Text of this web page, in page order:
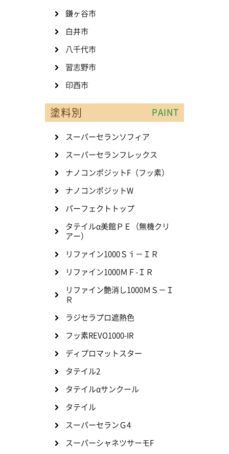
鎌ヶ谷市
白井市
八千代市
習志野市
印西市
塗料別 PAINT
スーパーセランソフィア
スーパーセランフレックス
ナノコンポジットF（フッ素）
ナノコンポジットW
パーフェクトトップ
タテイルα美館ＰＥ（無機クリ
アー）
リファイン1000Ｓｉ－ＩＲ
リファイン1000ＭＦ-ＩＲ
リファイン艶消し1000ＭＳ－Ｉ
Ｒ
ラジセラプロ遮熱色
フッ素REVO1000-IR
ディプロマットスター
タテイル2
タテイルαサンクール
タテイル
スーパーセランＧ4
スーパーシャネツサーモF